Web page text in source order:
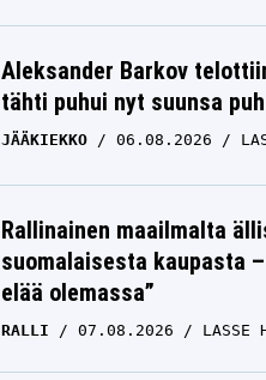
Aleksander Barkov
tähti puhui nyt suunsa
JÄÄKIEKKO 06.08.2026
Rallinainen maailmalta
suomalaisesta kaupasta
elää olemassa”
RALLI 07.08.2026 LASSE